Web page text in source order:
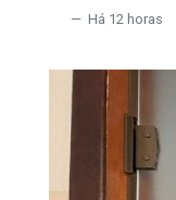
Há 12 horas